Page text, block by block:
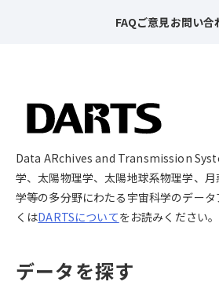
FAQご意見お問い合
Data ARchives and Transmission
学、太陽物理学、太陽地球系物理学、
学等の多分野にわたる宇宙科学のデータ
くはDARTSについてをお読みください。
データを探す